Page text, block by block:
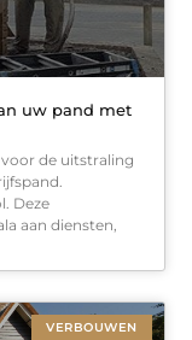
uw pand met
de uitstraling
Deze
aan diensten,
VERBOUWEN